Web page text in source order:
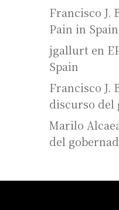
Francisco J.
Pain in Spain
jgallurt en
Spain
Francisco J.
discurso del
Marilo
del